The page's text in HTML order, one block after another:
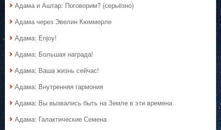
Адама и Аштар: Поговорим? (серьёзно)
Адама через Эвелин Кюммерле
Адама: Enjoy!
Адама: Большая награда!
Адама: Ваша жизнь сейчас!
Адама: Внутренняя гармония
Адама: Вы вызвались быть на Земле в эти времена
Адама: Галактические Семена